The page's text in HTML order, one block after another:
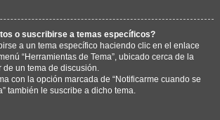
o suscribirse a temas específicos?
a un tema específico haciendo clic en el enlace
“Herramientas de Tema”, ubicado cerca de la
un tema de discusión.
con la opción marcada de “Notificarme cuando se
también le suscribe a dicho tema.